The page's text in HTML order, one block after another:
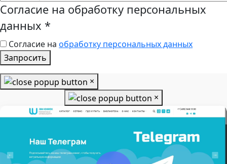
Согласие на обработку персональных
данных *
Согласие на обработку персональных данных
Запросить
×
×